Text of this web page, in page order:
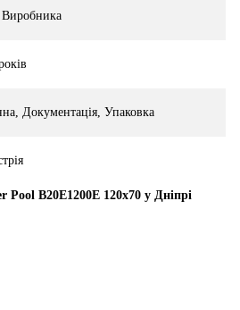
Виробника
Документація, Упаковка
B20E1200E 120x70 у Дніпрі